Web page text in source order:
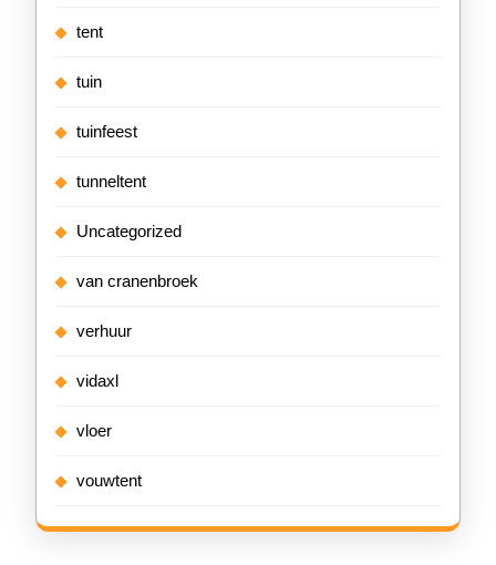
tent
tuin
tuinfeest
tunneltent
Uncategorized
van cranenbroek
verhuur
vidaxl
vloer
vouwtent